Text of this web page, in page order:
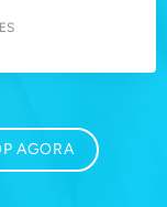
AGORA